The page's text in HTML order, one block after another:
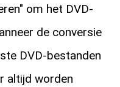
om het DVD-
de conversie
DVD-bestanden
altijd worden